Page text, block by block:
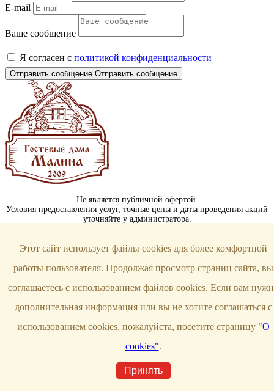
E-mail
Ваше сообщение
Я согласен с политикой конфиденциальности
Отправить сообщение Отправить сообщение
Не является публичной офертой.
Условия предоставления услуг, точные цены и даты проведения акций
уточняйте у администратора.
г. Уфа, ул. Герцена, 53А
banimalina@yandex.ru
Мы в соцсетях
Гостевые дома с банями «Малина»
Этот сайт использует файлы cookies для более комфортной
работы пользователя. Продолжая просмотр страниц сайта, вы
соглашаетесь с использованием файлов cookies. Если вам
дополнительная информация или вы не хотите соглашаться с
использованием cookies, пожалуйста, посетите страницу "О
cookies".
Принять